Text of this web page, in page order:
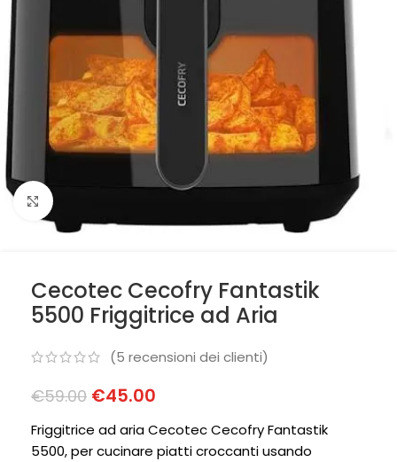
Clicca per ingrandire
Cecotec Cecofry Fantastik
5500 Friggitrice ad Aria
(5 recensioni dei clienti)
€59.00 €45.00
Friggitrice ad aria Cecotec Cecofry Fantastik
5500, per cucinare piatti croccanti usando